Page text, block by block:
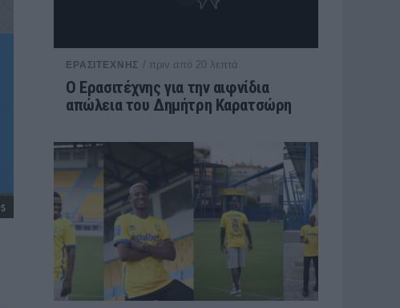
ΕΡΑΣΙΤΕΧΝΗΣ / πριν από 20 λεπτά
Ο Ερασιτέχνης για την αιφνίδια
απώλεια του Δημήτρη Καρατσώρη